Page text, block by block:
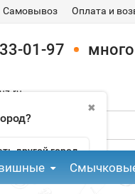
Самовывоз Оплата и
01-97
✖
другой город